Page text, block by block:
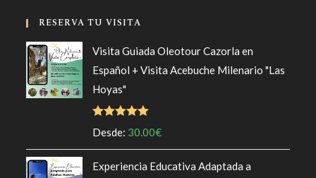
RESERVA TU VISITA
Visita Guiada Oleotour Cazorla en
Español + Visita Acebuche Milenario "Las
Hoyas"
Valorado
5
Desde: 30.00€
Experiencia Educativa Adaptada a